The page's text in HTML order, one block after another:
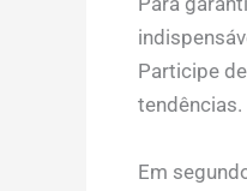
Participe
Em